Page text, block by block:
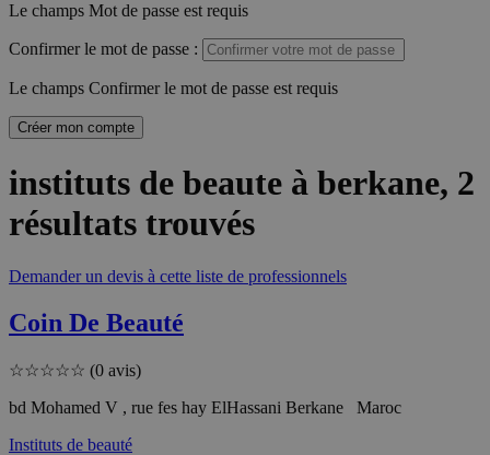
Le champs Mot de passe est requis
Confirmer le mot de passe :
Le champs Confirmer le mot de passe est requis
Créer mon compte
instituts de beaute à berkane, 2
résultats trouvés
Demander un devis à cette liste de professionnels
Coin De Beauté
☆☆☆☆☆ (0 avis)
bd Mohamed V , rue fes hay ElHassani Berkane Maroc
Instituts de beauté